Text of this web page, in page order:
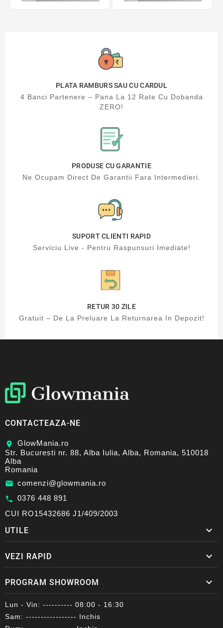
PLATA RAMBURS SAU CU CARDUL
4 Banci Partenere – Pana La 12 Rate Cu Dobanda
ZERO!
PRODUSE CU GARANTIE
Ne Ocupam Direct De Garantii Fara Intermedieri.
SUPORT CLIENTI RAPID
Serviciu Live - Pentru Raspunsuri Imediate!
RETUR 30 ZILE
Gratuit – De La Preluare La Returnarea In Depozit!
CONTACTEAZA-NE
location_on
GlowMania.ro
Str. Bucuresti nr. 88, Alba Iulia, Alba, Romania, 510018
Alba
Romania
email comenzi@glowmania.ro
call 0376 448 891
CUI RO15432686 J1/409/2003
UTILE 
VEZI RAPID 
PROGRAM SHOWROOM 
Lun - Vin: ---------- 08:00 - 16:30
Sam: ----------------- Inchis